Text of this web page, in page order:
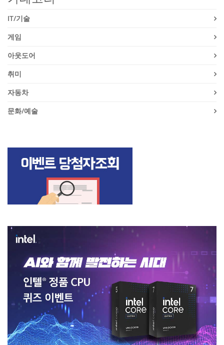
IT/기술
게임
아웃도어
취미
자동차
문화/예술